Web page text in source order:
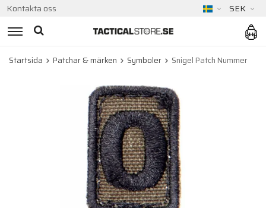
Kontakta oss SEK
Startsida Patchar & märken Symboler Snigel Patch Nummer